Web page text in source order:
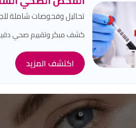
تحاليل وفحوصات شاملة
كشف مبكر وتقييم صحي
اكتشف المزيد